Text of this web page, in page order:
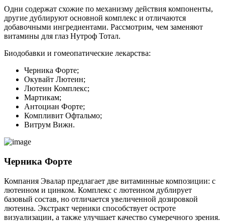
Одни содержат схожие по механизму действия компоненты,
другие дублируют основной комплекс и отличаются
добавочными ингредиентами. Рассмотрим, чем заменяют
витамины для глаз Нутроф Тотал.
Биодобавки и гомеопатические лекарства:
Черника Форте;
Окувайт Лютеин;
Лютеин Комплекс;
Мартикам;
Антоциан Форте;
Компливит Офтальмо;
Витрум Вижн.
Черника Форте
Компания Эвалар предлагает две витаминные композиции: с
лютеином и цинком. Комплекс с лютеином дублирует
базовый состав, но отличается увеличенной дозировкой
лютеина. Экстракт черники способствует остроте
визуализации, а также улучшает качество сумеречного зрения.